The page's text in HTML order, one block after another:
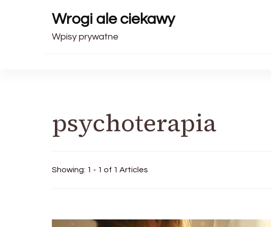
Wrogi ale ciekawy
Wpisy prywatne
psychoterapia
Showing: 1 - 1 of 1 Articles